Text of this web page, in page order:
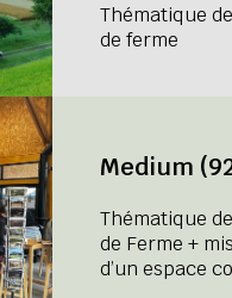
Thématique
de ferme
Medium
Thématique
de Ferme +
d’un espace